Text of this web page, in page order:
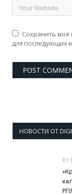
Сохранить моё
для последующих
НОВОСТИ ОТ
BY